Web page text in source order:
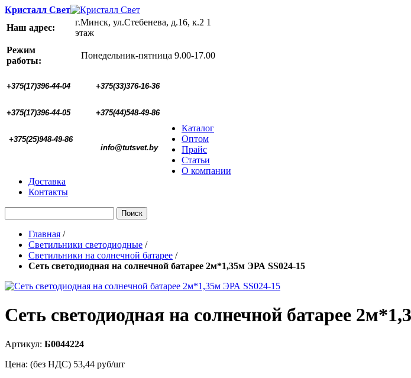
Кристалл Свет
Наш адрес:
г.Минск, ул.Стебенева, д.16, к.2 1
этаж
Режим
работы:
Понедельник-пятница 9.00-17.00
+375(17)396-44-04 +375(33)376-16-36
+375(17)396-44-05 +375(44)548-49-86
+375(25)948-49-86
  info@tutsvet.by
Каталог
Оптом
Прайс
Статьи
О компании
Доставка
Контакты
Поиск
Главная /
Светильники светодиодные /
Светильники на солнечной батарее /
Сеть светодиодная на солнечной батарее 2м*1,35м ЭРА SS024-15
Сеть светодиодная на солнечной батарее
Артикул: Б0044224
Цена: (без НДС) 53,44 руб/шт